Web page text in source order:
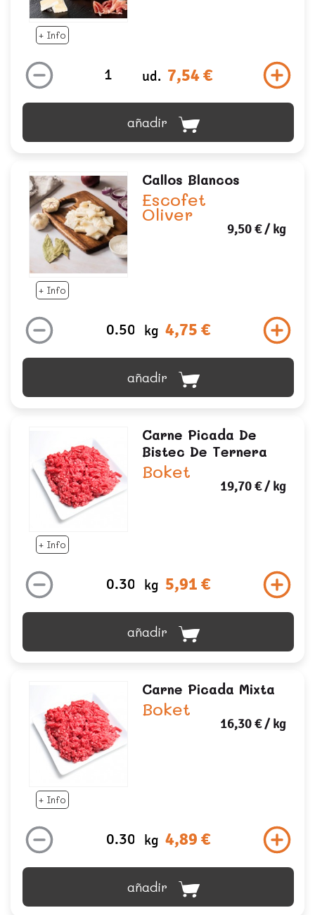
+ Info
ud. 7,54 €
añadir
+ Info
Callos Blancos
Escofet
Oliver
9,50 €/ kg
kg 4,75 €
añadir
+ Info
Carne Picada De
Bistec De Ternera
Boket
19,70 €/ kg
kg 5,91 €
añadir
+ Info
Carne Picada Mixta
Boket
16,30 €/ kg
kg 4,89 €
añadir